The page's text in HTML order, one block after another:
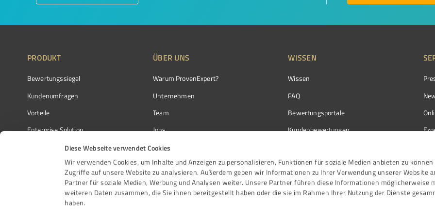
Diese Webseite verwendet Cookies
Wir verwenden Cookies, um Inhalte und Anzeigen zu personalisieren, Funktionen für soziale Medien anbieten zu können
Zugriffe auf unsere Website zu analysieren. Außerdem geben wir Informationen zu Ihrer Verwendung unserer Website
Partner für soziale Medien, Werbung und Analysen weiter. Unsere Partner führen diese Informationen möglicherweise
weiteren Daten zusammen, die Sie ihnen bereitgestellt haben oder die sie im Rahmen Ihrer Nutzung der Dienste
haben.
PRODUKT
Bewertungssiegel
Kundenumfragen
Vorteile
Enterprise Solution
Partnerprogramm
Auszeichnungen
ÜBER UNS
Warum ProvenExpert?
Unternehmen
Team
Jobs
Kundenstimmen
Kontakt
WISSEN
Wissen
FAQ
Bewertungsportale
Kundenbewertungen
Bewertungs­richtlinien
Events